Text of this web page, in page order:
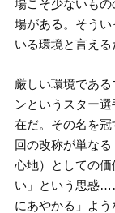
場こそ少ないも
場がある。そう
いる環境と言える
厳しい環境であ
ンというスター
在だ。その名を
回の改称が単な
心地）としての
い」という思惑
にあやかる」よう